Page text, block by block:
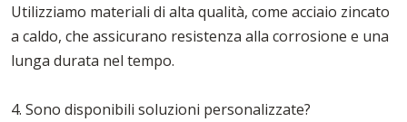
Utilizziamo materiali di alta qualità, come acciaio zincato
a caldo, che assicurano resistenza alla corrosione e una
lunga durata nel tempo.
4. Sono disponibili soluzioni personalizzate?